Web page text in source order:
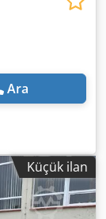
Ara
Küçük ilan